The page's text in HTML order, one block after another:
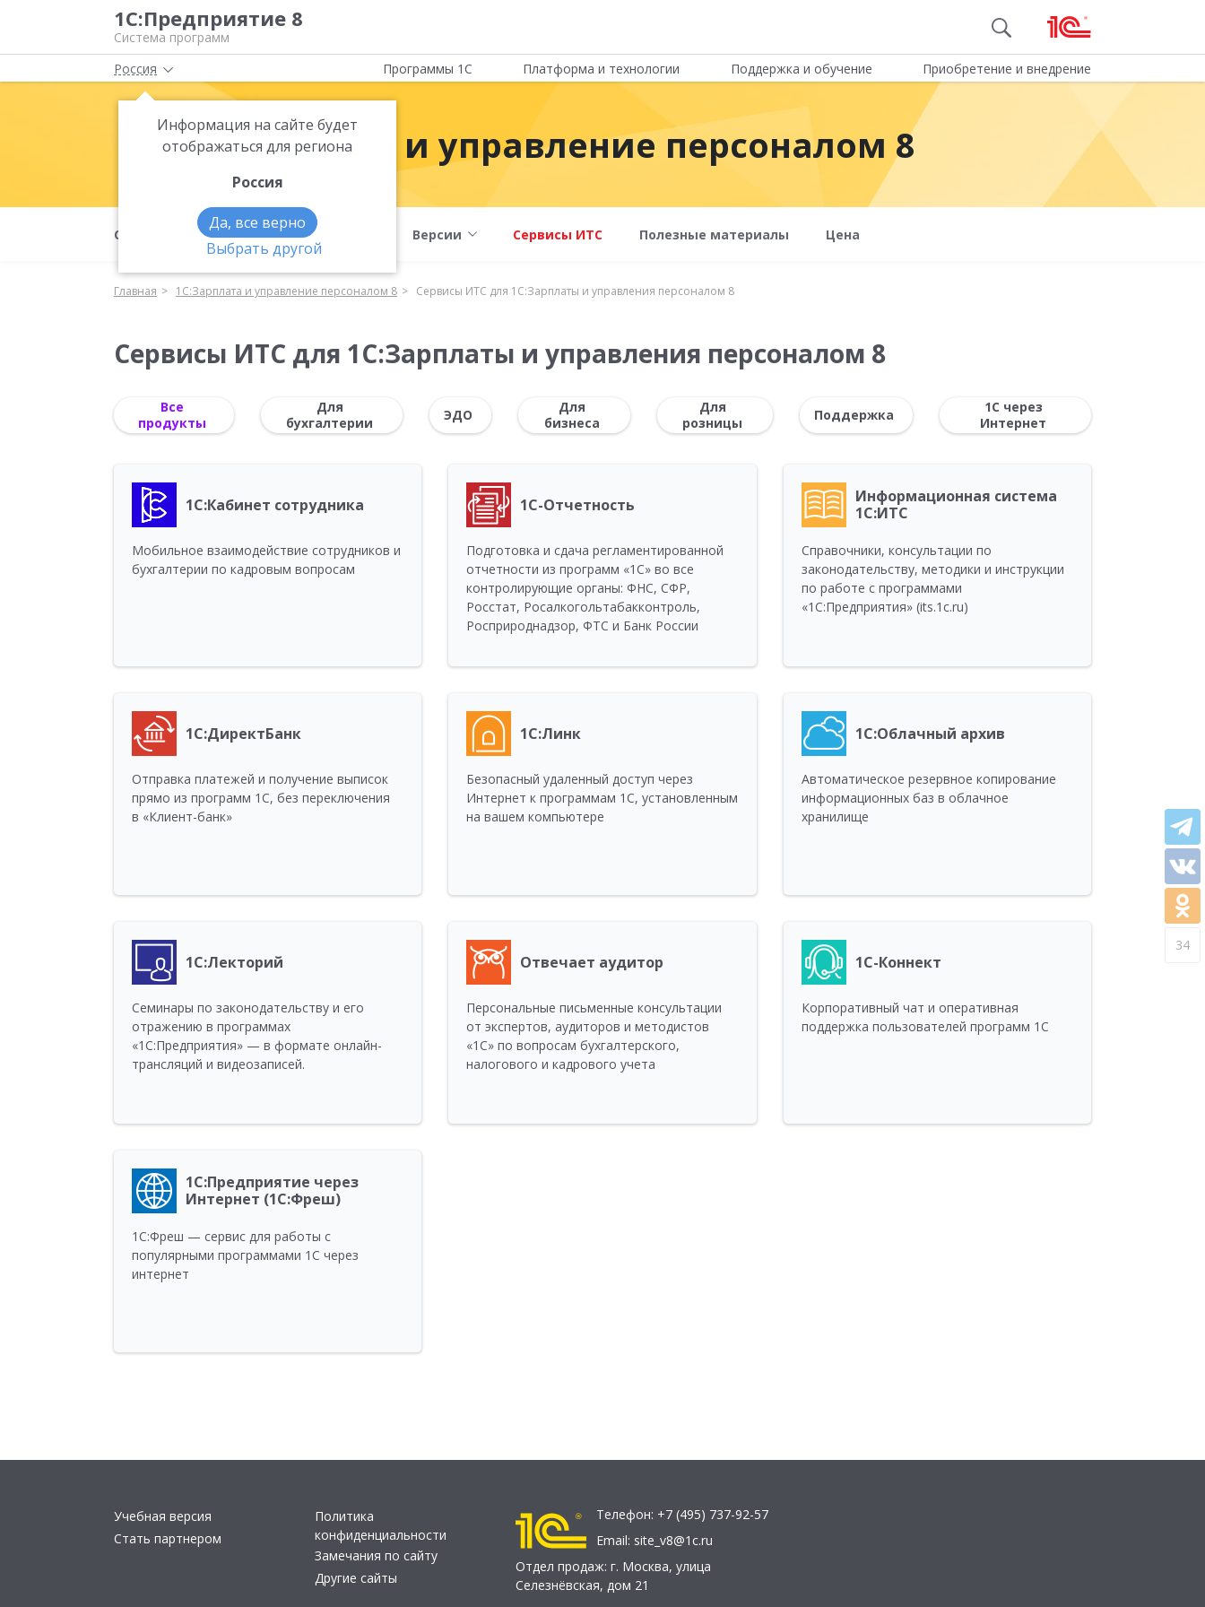
1С:Предприятие 8
Система программ
Россия
Информация на сайте будет
отображаться для региона
Россия
Да, все верно
Выбрать другой
Программы 1С Платформа и технологии Поддержка и обучение Приобретение и внедрение
1С:Зарплата и управление персоналом 8
О продукте Функциональность Версии Сервисы ИТС Полезные материалы Цена
Главная 1С:Зарплата и управление персоналом 8 Сервисы ИТС для 1С:Зарплаты и управления персоналом 8
Сервисы ИТС для 1С:Зарплаты и управления персоналом 8
Все
продукты
Для
бухгалтерии
ЭДО
Для
бизнеса
Для
розницы
Поддержка
1С через
Интернет
1С:Кабинет сотрудника
Мобильное взаимодействие сотрудников и
бухгалтерии по кадровым вопросам
1С-Отчетность
Подготовка и сдача регламентированной
отчетности из программ «1С» во все
контролирующие органы: ФНС, СФР,
Росстат, Росалкогольтабакконтроль,
Росприроднадзор, ФТС и Банк России
Информационная система
1С:ИТС
Справочники, консультации по
законодательству, методики и инструкции
по работе с программами
«1С:Предприятия» (its.1c.ru)
1С:ДиректБанк
Отправка платежей и получение выписок
прямо из программ 1С, без переключения
в «Клиент-банк»
1С:Линк
Безопасный удаленный доступ через
Интернет к программам 1С, установленным
на вашем компьютере
1С:Облачный архив
Автоматическое резервное копирование
информационных баз в облачное
хранилище
1С:Лекторий
Семинары по законодательству и его
отражению в программах
«1С:Предприятия» — в формате онлайн-
трансляций и видеозаписей.
Отвечает аудитор
Персональные письменные консультации
от экспертов, аудиторов и методистов
«1С» по вопросам бухгалтерского,
налогового и кадрового учета
1С-Коннект
Корпоративный чат и оперативная
поддержка пользователей программ 1С
1С:Предприятие через
Интернет (1С:Фреш)
1С:Фреш — сервис для работы с
популярными программами 1С через
интернет
34
Учебная версия
Стать партнером
Политика
конфиденциальности
Замечания по сайту
Другие сайты
Телефон: +7 (495) 737-92-57
Email: site_v8@1c.ru
Отдел продаж: г. Москва, улица
Селезнёвская, дом 21